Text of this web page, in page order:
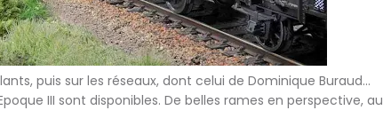
puis sur les réseaux, dont celui de Dominique Buraud...
III sont disponibles. De belles rames en perspective, au